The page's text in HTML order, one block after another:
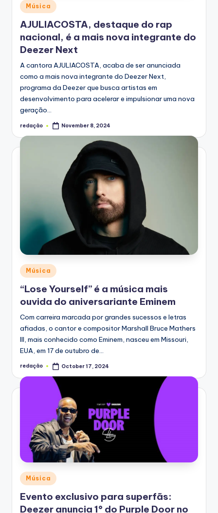
Posted
in
Música
AJULIACOSTA, destaque do rap
nacional, é a mais nova integrante do
Deezer Next
A cantora AJULIACOSTA, acaba de ser anunciada
como a mais nova integrante do Deezer Next,
programa da Deezer que busca artistas em
desenvolvimento para acelerar e impulsionar uma nova
geração…
Posted
redação November 8, 2024
Posted
in
Música
“Lose Yourself” é a música mais
ouvida do aniversariante Eminem
Com carreira marcada por grandes sucessos e letras
afiadas, o cantor e compositor Marshall Bruce Mathers
III, mais conhecido como Eminem, nasceu em Missouri,
EUA, em 17 de outubro de…
Posted
redação October 17, 2024
Posted
in
Música
Evento exclusivo para superfãs:
Deezer anuncia 1° do Purple Door no